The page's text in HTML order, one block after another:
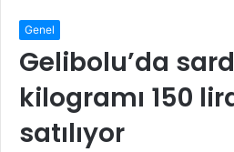
Genel
Gelibolu’da
kilogramı 150
satılıyor